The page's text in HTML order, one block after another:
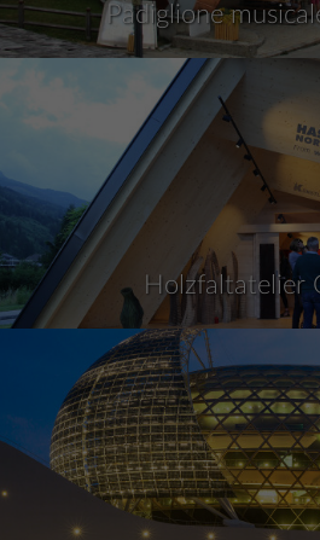
Padiglione
Holzfaltatelier